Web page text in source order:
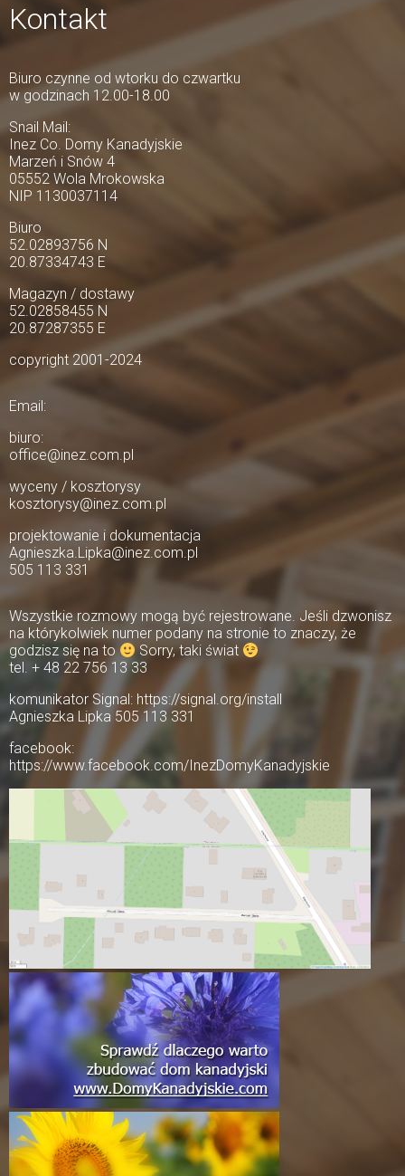
Kontakt
Biuro czynne od wtorku do czwartku
w godzinach 12.00-18.00
Snail Mail:
Inez Co. Domy Kanadyjskie
Marzeń i Snów 4
05552 Wola Mrokowska
NIP 1130037114
Biuro
52.02893756 N
20.87334743 E
Magazyn / dostawy
52.02858455 N
20.87287355 E
copyright 2001-2024
Email:
biuro:
office@inez.com.pl
wyceny / kosztorysy
kosztorysy@inez.com.pl
projektowanie i dokumentacja
Agnieszka.Lipka@inez.com.pl
505 113 331
Wszystkie rozmowy mogą być rejestrowane. Jeśli dzwonisz
na którykolwiek numer podany na stronie to znaczy, że
godzisz się na to
Sorry, taki świat
tel. + 48 22 756 13 33
komunikator Signal: https://signal.org/install
Agnieszka Lipka 505 113 331
facebook:
https://www.facebook.com/InezDomyKanadyjskie